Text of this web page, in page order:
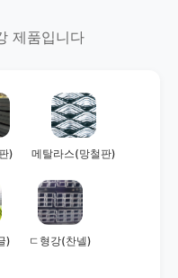
제품입니다
) 메탈라스(망철판)
) ㄷ형강(찬넬)